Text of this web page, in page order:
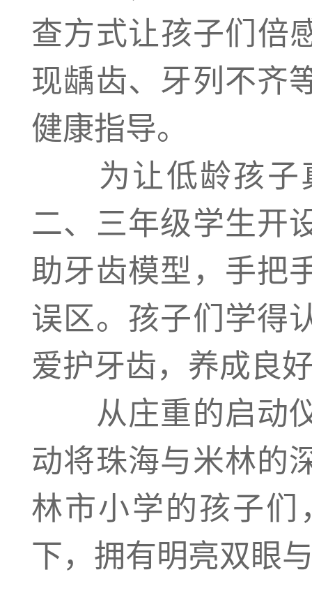
查方式让孩子们倍
现龋齿、牙列不齐
健康指导。
为让低龄孩子
二、三年级学生开
助牙齿模型，手把
误区。孩子们学得
爱护牙齿，养成良
从庄重的启动仪
动将珠海与米林的
林市小学的孩子们
下，拥有明亮双眼